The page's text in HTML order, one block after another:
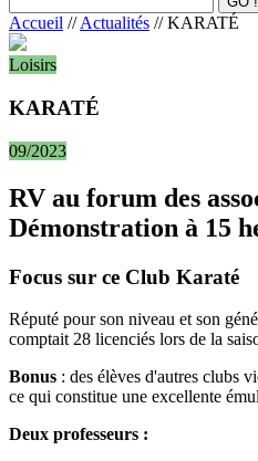
Accueil //Actualités // KARATÉ
Loisirs
KARATÉ
09/2023
RV au forum des
Démonstration à 15
Focus sur ce Club Karaté
Réputé pour son niveau et son
comptait 28 licenciés lors de la
Bonus : des élèves d'autres clubs
ce qui constitue une excellente
Deux professeurs :